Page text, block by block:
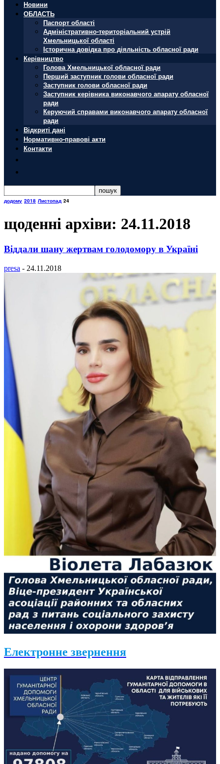
Новини
ОБЛАСТЬ
Паспорт області
Адміністративно-територіальний устрій
Хмельницької області
Історична довідка про діяльність обласної ради
Керівництво
Голова Хмельницької обласної ради
Перший заступник голови обласної ради
Заступник голови обласної ради
Заступник керівника виконавчого апарату обласної
ради
Керуючий справами виконавчого апарату обласної
ради
Відкриті дані
Нормативно-правові акти
Контакти
додому 2018 Листопад 24
щоденні архіви: 24.11.2018
Віддали шану жертвам голодомору в Україні
presa - 24.11.2018
Електронне звернення